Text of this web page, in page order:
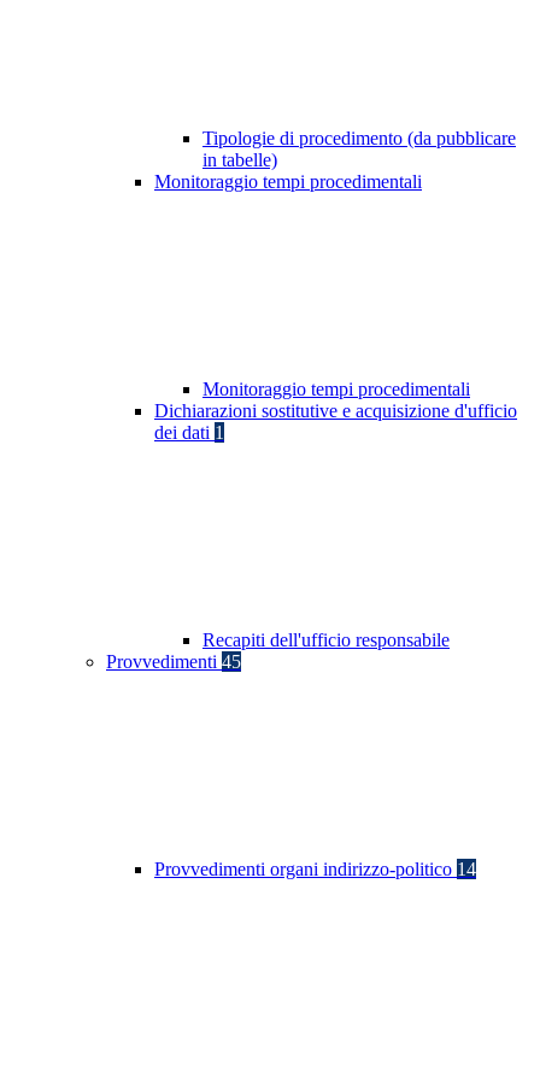
Tipologie di procedimento (da pubblicare
in tabelle)
Monitoraggio tempi procedimentali
Monitoraggio tempi procedimentali
Dichiarazioni sostitutive e acquisizione d'ufficio
dei dati 1
Recapiti dell'ufficio responsabile
Provvedimenti 45
Provvedimenti organi indirizzo-politico 14